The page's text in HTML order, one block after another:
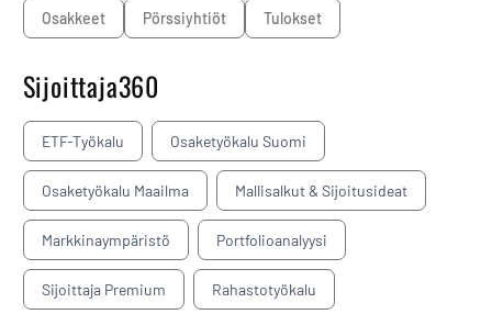
osakkeet pörssiyhtiöt tulokset
Sijoittaja360
ETF-Työkalu Osaketyökalu Suomi
Osaketyökalu Maailma Mallisalkut & Sijoitusideat
Markkinaympäristö Portfolioanalyysi
Sijoittaja Premium Rahastotyökalu